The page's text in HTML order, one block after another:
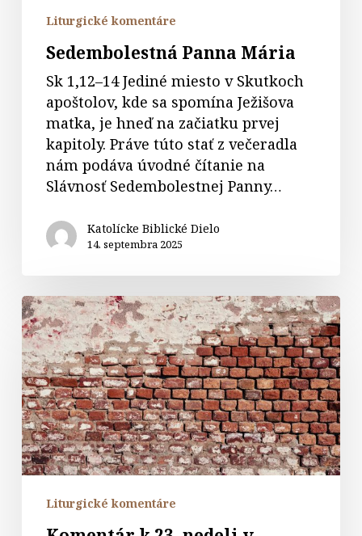
Liturgické komentáre
Sedembolestná Panna Mária
Sk 1,12–14 Jediné miesto v Skutkoch
apoštolov, kde sa spomína Ježišova
matka, je hneď na začiatku prvej
kapitoly. Práve túto stať z večeradla
nám podáva úvodné čítanie na
Slávnosť Sedembolestnej Panny…
Katolícke Biblické Dielo
14. septembra 2025
Komentár
k
23.
nedeli
v
cezročnom
období
„C“
Liturgické komentáre